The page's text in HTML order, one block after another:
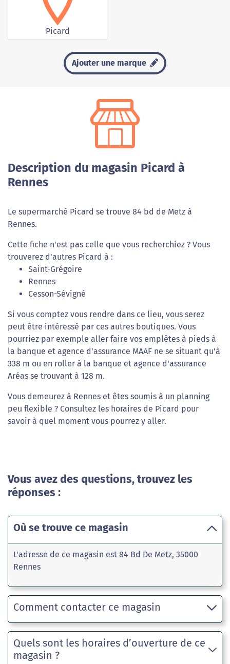
Picard
Ajouter une marque
Description du magasin Picard à
Rennes
Le supermarché Picard se trouve 84 bd de Metz à
Rennes.
Cette fiche n'est pas celle que vous recherchiez ? Vous
trouverez d'autres Picard à :
Saint-Grégoire
Rennes
Cesson-Sévigné
Si vous comptez vous rendre dans ce lieu, vous serez
peut être intéressé par ces autres boutiques. Vous
pourriez par exemple aller faire vos emplêtes à pieds à
la banque et agence d'assurance MAAF ne se situant qu'à
338 m ou en roller à la banque et agence d'assurance
Aréas se trouvant à 128 m.
Vous demeurez à Rennes et êtes soumis à un planning
peu flexible ? Consultez les horaires de Picard pour
savoir à quel moment vous pourrez y aller.
Vous avez des questions, trouvez les
réponses :
Où se trouve ce magasin
L'adresse de ce magasin est 84 Bd De Metz, 35000
Rennes
Comment contacter ce magasin
Quels sont les horaires d’ouverture de ce
magasin ?